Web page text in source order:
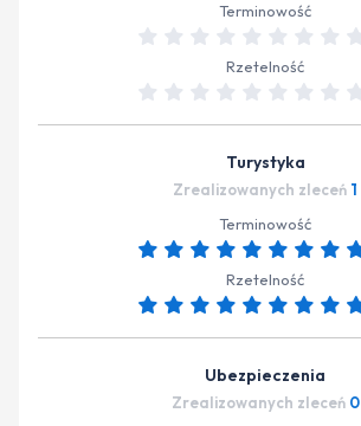
Terminowość
Rzetelność
Turystyka
Zrealizowanych zleceń 1
Terminowość
Rzetelność
Ubezpieczenia
Zrealizowanych zleceń 0